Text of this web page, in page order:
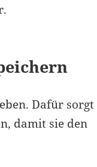
Dafür sorgt
damit sie den